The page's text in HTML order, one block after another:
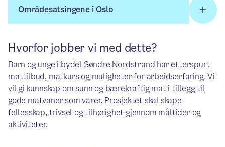
Områdesatsingene i Oslo
Hvorfor jobber vi med dette?
Barn og unge i bydel Søndre Nordstrand har etterspurt
mattilbud, matkurs og muligheter for arbeidserfaring. Vi
vil gi kunnskap om sunn og bærekraftig mat i tillegg til
gode matvaner som varer. Prosjektet skal skape
fellesskap, trivsel og tilhørighet gjennom måltider og
aktiviteter.